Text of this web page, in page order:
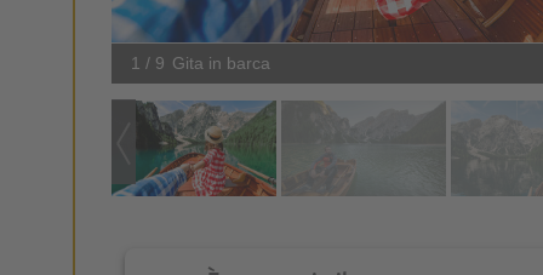
1 / 9 Gita in barca